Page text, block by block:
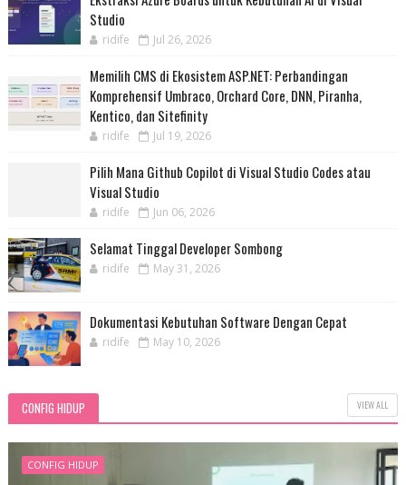
Studio
ridife Jul 26, 2026
Memilih CMS di Ekosistem ASP.NET: Perbandingan
Komprehensif Umbraco, Orchard Core, DNN, Piranha,
Kentico, dan Sitefinity
ridife Jul 19, 2026
Pilih Mana Github Copilot di Visual Studio Codes atau
Visual Studio
ridife Jun 06, 2026
Selamat Tinggal Developer Sombong
ridife May 31, 2026
Dokumentasi Kebutuhan Software Dengan Cepat
ridife May 10, 2026
CONFIG HIDUP VIEW ALL
CONFIG HIDUP